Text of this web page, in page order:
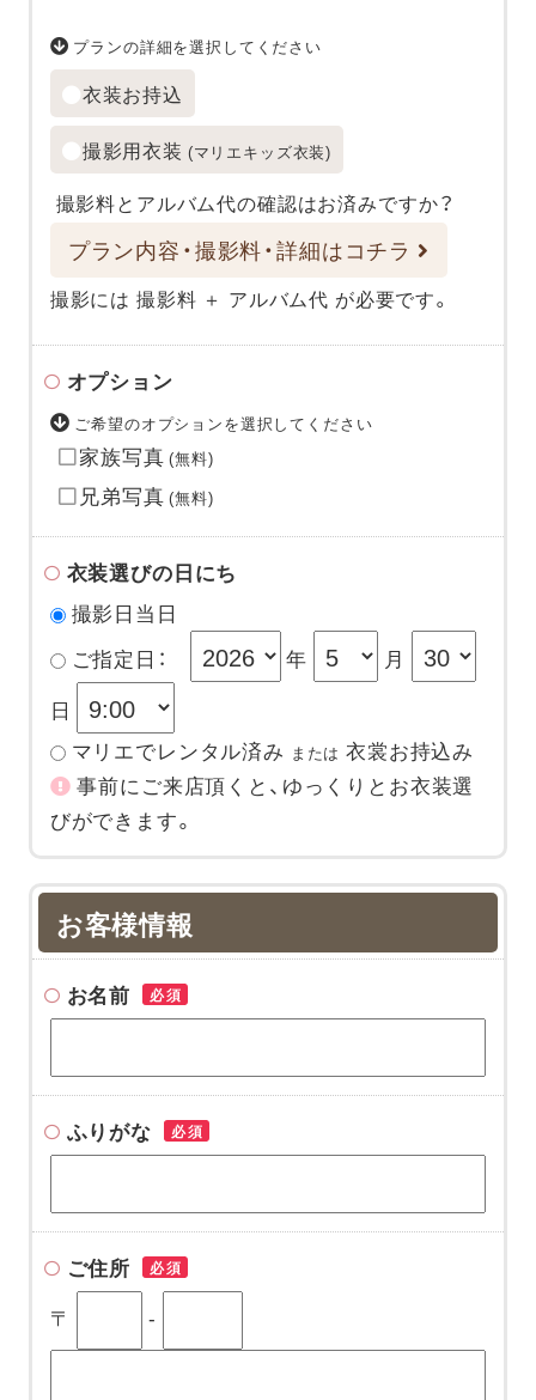
プランの詳細を選択してください
衣装お持込
撮影用衣装 (マリエキッズ衣装)
撮影料とアルバム代の確認はお済みですか？
プラン内容・撮影料・詳細はコチラ
撮影には 撮影料 ＋ アルバム代 が必要です。
オプション
ご希望のオプションを選択してください
家族写真 (無料)
兄弟写真 (無料)
衣装選びの日にち
撮影日当日
ご指定日：
年
月
日
マリエでレンタル済み または 衣裳お持込み
事前にご来店頂くと、ゆっくりとお衣装選
びができます。
お客様情報
お名前 必須
ふりがな 必須
ご住所 必須
〒 -